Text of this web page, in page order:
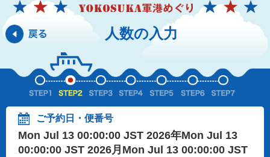
人数の入力
ご予約日・便番号
Mon Jul 13 00:00:00 JST 2026年Mon Jul 13
00:00:00 JST 2026月Mon Jul 13 00:00:00 JST